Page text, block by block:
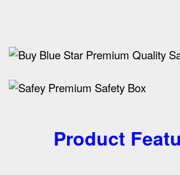
Product